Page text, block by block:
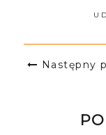
Następny